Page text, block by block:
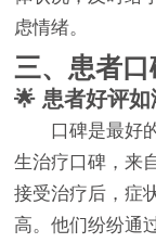
虑情绪。
三、患者
🌟 患者好评
口碑是最好
生治疗口碑，来
接受治疗后，症
高。他们纷纷通